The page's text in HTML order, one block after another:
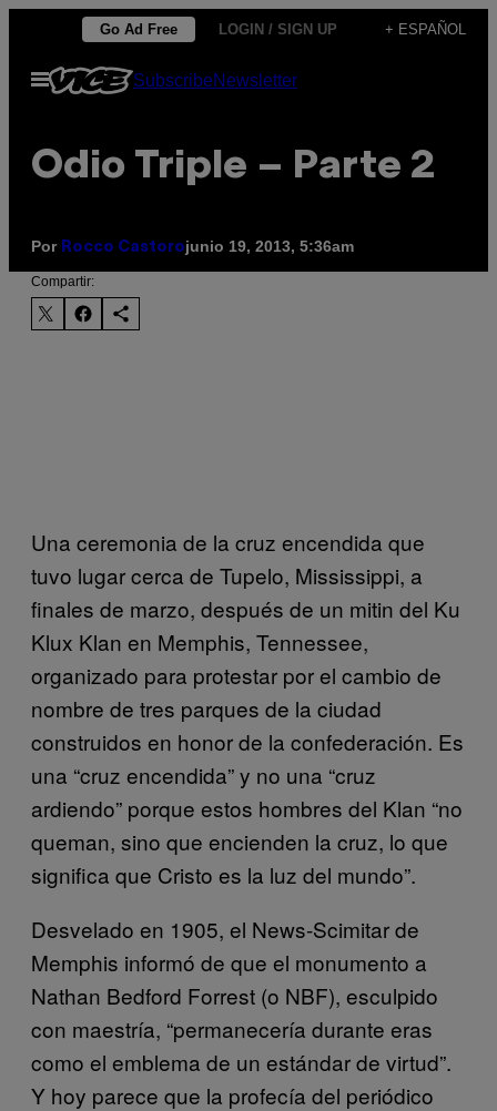
contenido
Go Ad Free LOGIN / SIGN UP + ESPAÑOL
Abrir
Menú
SubscribeNewsletter
Odio Triple – Parte 2
Por Rocco Castorojunio 19, 2013, 5:36am
Compartir:
Una ceremonia de la cruz encendida que
tuvo lugar cerca de Tupelo, Mississippi, a
finales de marzo, después de un mitin del Ku
Klux Klan en Memphis, Tennessee,
organizado para protestar por el cambio de
nombre de tres parques de la ciudad
construidos en honor de la confederación. Es
una “cruz encendida” y no una “cruz
ardiendo” porque estos hombres del Klan “no
queman, sino que encienden la cruz, lo que
significa que Cristo es la luz del mundo”.
Desvelado en 1905, el News-Scimitar de
Memphis informó de que el monumento a
Nathan Bedford Forrest (o NBF), esculpido
con maestría, “permanecería durante eras
como el emblema de un estándar de virtud”.
Y hoy parece que la profecía del periódico